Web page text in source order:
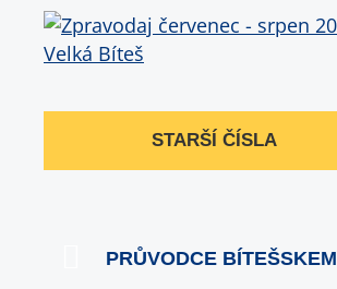
STARŠÍ ČÍSLA
PRŮVODCE BÍTEŠSKEM